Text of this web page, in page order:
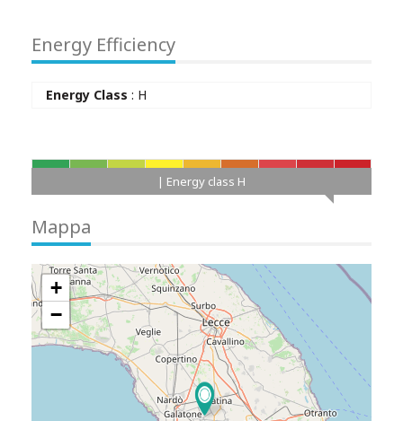
Energy Efficiency
Energy Class : H
A+ A B C D E F G
| Energy class H H
Mappa
+
−